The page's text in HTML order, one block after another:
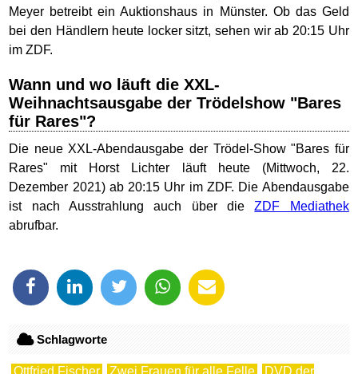
Meyer betreibt ein Auktionshaus in Münster. Ob das Geld
bei den Händlern heute locker sitzt, sehen wir ab 20:15 Uhr
im ZDF.
Wann und wo läuft die XXL-
Weihnachtsausgabe der Trödelshow "Bares
für Rares"?
Die neue XXL-Abendausgabe der Trödel-Show "Bares für
Rares" mit Horst Lichter läuft heute (Mittwoch, 22.
Dezember 2021) ab 20:15 Uhr im ZDF. Die Abendausgabe
ist nach Ausstrahlung auch über dieZDF Mediathek
abrufbar.
Schlagworte